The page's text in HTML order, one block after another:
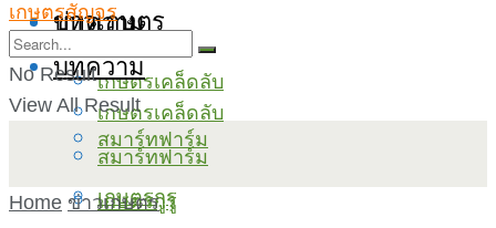
บทความ
เกษตรเคล็ดลับ
สมาร์ทฟาร์ม
เกษตรกูรู
ข่าวเกษตร
บทความ
เกษตรเคล็ดลับ
สมาร์ทฟาร์ม
เกษตรกูรู
เกษตรสัญจร
No Result
View All Result
Home ข่าวเกษตร